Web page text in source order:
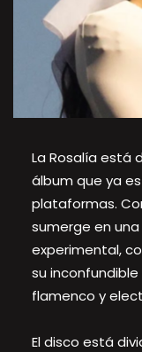
La Rosalía está
álbum que ya
plataformas.
sumerge en
experimental,
su
flamenco y
El disco está